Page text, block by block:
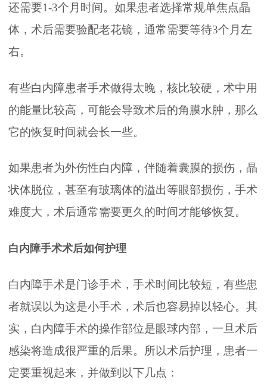
还需要1-3个月时间。如果患者选择常规单焦点晶
体，术后需要验配老花镜，通常需要等待3个月左
右。
有些白内障患者手术做得太晚，核比较硬，术中用
的能量比较高，可能会导致术后的角膜水肿，那么
它的恢复时间就会长一些。
如果患者为外伤性白内障，伴随着囊膜的损伤，晶
状体脱位，甚至有玻璃体的溢出等眼部损伤，手术
难度大，术后通常需要更久的时间才能够恢复。
白内障手术术后如何护理
白内障手术是门诊手术，手术时间比较短，有些患
者就误以为这是小手术，术后也容易掉以轻心。其
实，白内障手术的操作部位是眼球内部，一旦术后
感染将造成很严重的后果。所以术后护理，患者一
定要重视起来，并做到以下几点：